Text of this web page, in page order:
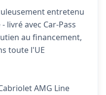
entretenu
livré avec Car-Pass
au financement,
toute l'UE
AMG Line